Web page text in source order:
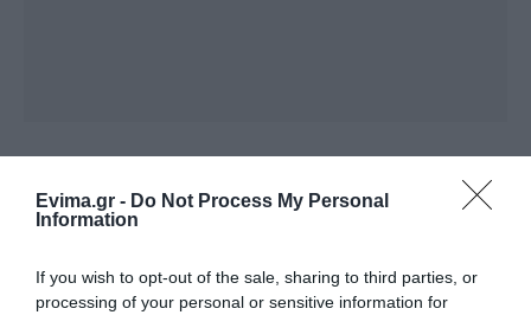
Evima.gr - Do Not Process My Personal
Information
If you wish to opt-out of the sale, sharing to third parties, or
processing of your personal or sensitive information for
Διαβάστε όλες τις
Διαβάστε όλες τιςτελευταίες ειδήσειςγια την
Ελλάδακαι τονΚόσμοστοevima.gr